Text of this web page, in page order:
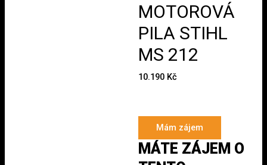
MOTOROVÁ
PILA STIHL
MS 212
10.190 Kč
Mám zájem
MÁTE ZÁJEM O